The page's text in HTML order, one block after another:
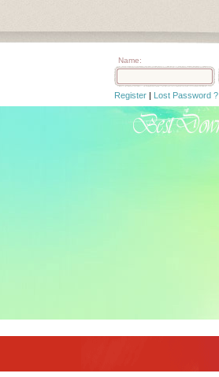
Name:
Register | Lost Password ?